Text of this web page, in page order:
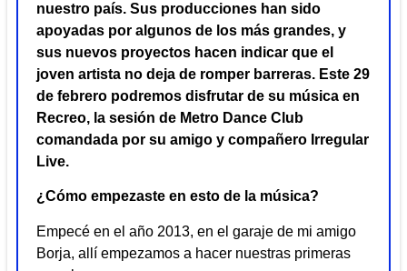
nuestro país. Sus producciones han sido
apoyadas por algunos de los más grandes, y
sus nuevos proyectos hacen indicar que el
joven artista no deja de romper barreras. Este 29
de febrero podremos disfrutar de su música en
Recreo, la sesión de Metro Dance Club
comandada por su amigo y compañero Irregular
Live.
¿Cómo empezaste en esto de la música?
Empecé en el año 2013, en el garaje de mi amigo
Borja, allí empezamos a hacer nuestras primeras